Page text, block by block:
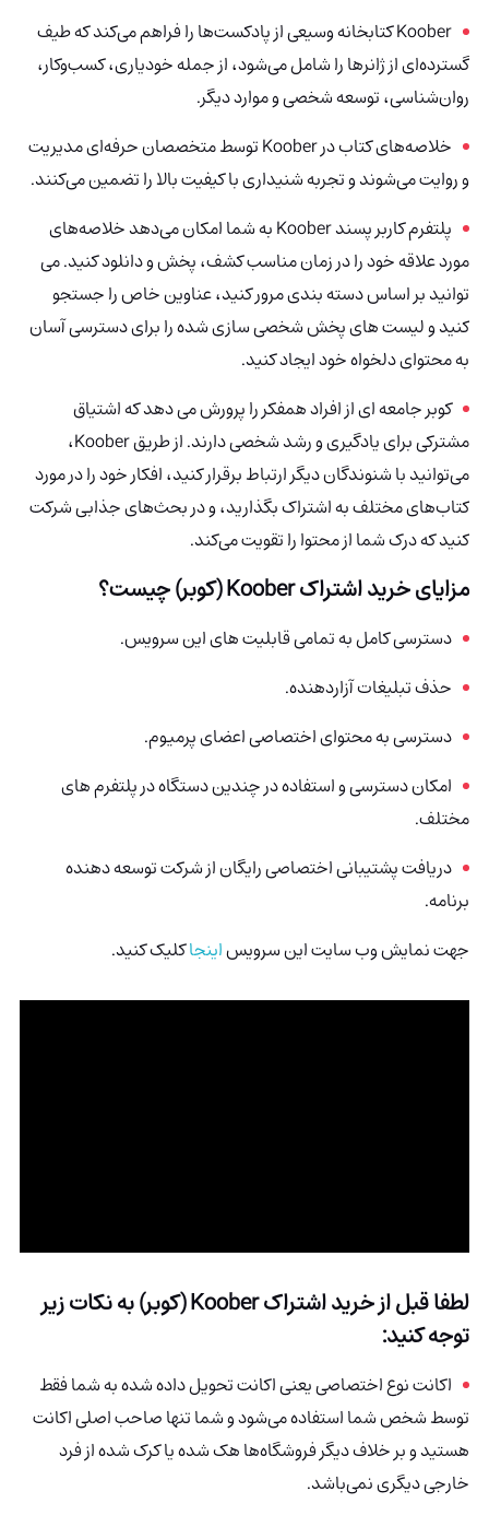
Kooberکتابخانه وسیعی از پادکست‌ها را فراهم می‌کند که طیف
گسترده‌ای از ژانرها را شامل می‌شود، از جمله خودیاری، کسب‌وکار،
روان‌شناسی، توسعه شخصی و موارد دیگر.
خلاصه‌های کتاب در Koober توسط متخصصان حرفه‌ای مدیریت
و روایت می‌شوند و تجربه شنیداری با کیفیت بالا را تضمین می‌کنند.
پلتفرم کاربر پسند Koober
به شما امکان می‌دهد خلاصه‌های
مورد علاقه خود را در زمان مناسب کشف، پخش و دانلود کنید. می
توانید بر اساس دسته بندی مرور کنید، عناوین خاص را جستجو
کنید و لیست های پخش شخصی سازی شده را برای دسترسی آسان
به محتوای دلخواه خود ایجاد کنید.
کوبر جامعه ای از افراد همفکر را پرورش می دهد که اشتیاق
مشترکی برای یادگیری و رشد شخصی دارند. از طریق Koober،
می‌توانید با شنوندگان دیگر ارتباط برقرار کنید، افکار خود را در مورد
کتاب‌های مختلف به اشتراک بگذارید، و در بحث‌های جذابی شرکت
کنید که درک شما از محتوا را تقویت می‌کند.
مزایای خرید اشتراک Koober (کوبر) چیست؟
دسترسی کامل به تمامی قابلیت های این سرویس.
حذف تبلیغات آزاردهنده.
دسترسی به محتوای اختصاصی اعضای پرمیوم.
امکان دسترسی و استفاده در چندین دستگاه در پلتفرم های
مختلف.
دریافت پشتیبانی اختصاصی رایگان از شرکت توسعه دهنده
برنامه.
جهت نمایش وب سایت این سرویساینجاکلیک کنید.
لطفا قبل از خرید اشتراک Koober (کوبر) به نکات زیر
توجه کنید:
اکانت نوع اختصاصی یعنی اکانت تحویل داده شده به شما فقط
توسط شخص شما استفاده می‌شود و شما تنها صاحب اصلی اکانت
هستید و بر خلاف دیگر فروشگاه‌ها هک شده یا کرک شده از فرد
خارجی دیگری نمی‌باشد.